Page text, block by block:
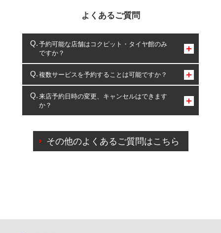
よくあるご質問
予約可能な店舗はコクピット・タイヤ館のみ
ですか？
コクピット・タイヤ館のみとなります。
複数サービスを予約することは可能ですか？
複数サービスのご予約は可能です。
一部の商品・サービスの組み合わせに限り、同時にご予約が
出来ないものもございます。
来店予約日時の変更、キャンセルはできます
か？
ご来店予約日の3営業日前を過ぎている場合のご予約
の日時変更につきましては、直接ご予約の店舗まで
その他のよくあるご質問はこちら